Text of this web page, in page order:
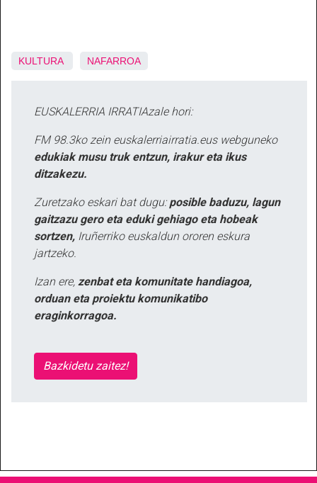
KULTURA NAFARROA
EUSKALERRIA IRRATIAzale hori:
FM 98.3ko zein euskalerriairratia.eus webguneko
edukiak musu truk entzun, irakur eta ikus
ditzakezu.
Zuretzako eskari bat dugu: posible baduzu, lagun
gaitzazu gero eta eduki gehiago eta hobeak
sortzen, Iruñerriko euskaldun ororen eskura
jartzeko.
Izan ere, zenbat eta komunitate handiagoa,
orduan eta proiektu komunikatibo
eraginkorragoa.
Bazkidetu zaitez!